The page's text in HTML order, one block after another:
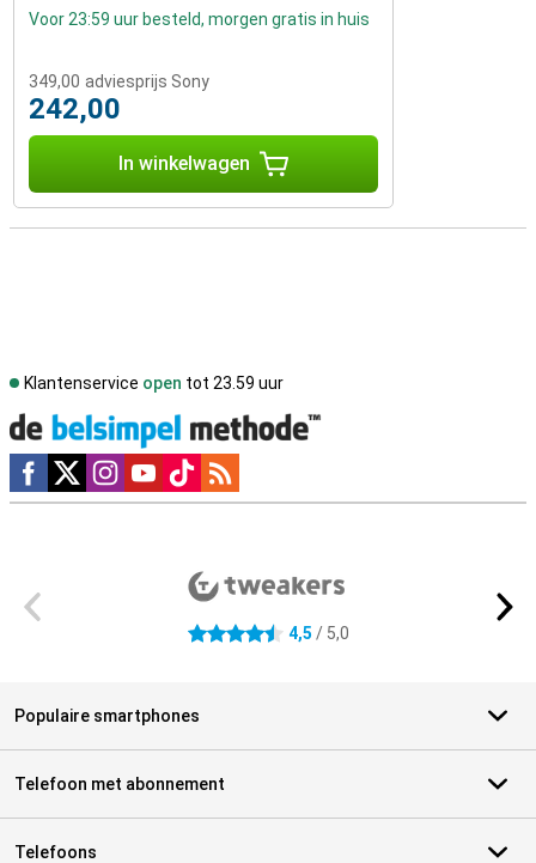
Voor 23:59 uur besteld, morgen gratis in huis
349,00 adviesprijs Sony
242,00
In winkelwagen
Klantenservice open tot 23.59 uur
Social media
4.5 sterren 4,5 / 5,0
Populaire smartphones
Telefoon met abonnement
Telefoons